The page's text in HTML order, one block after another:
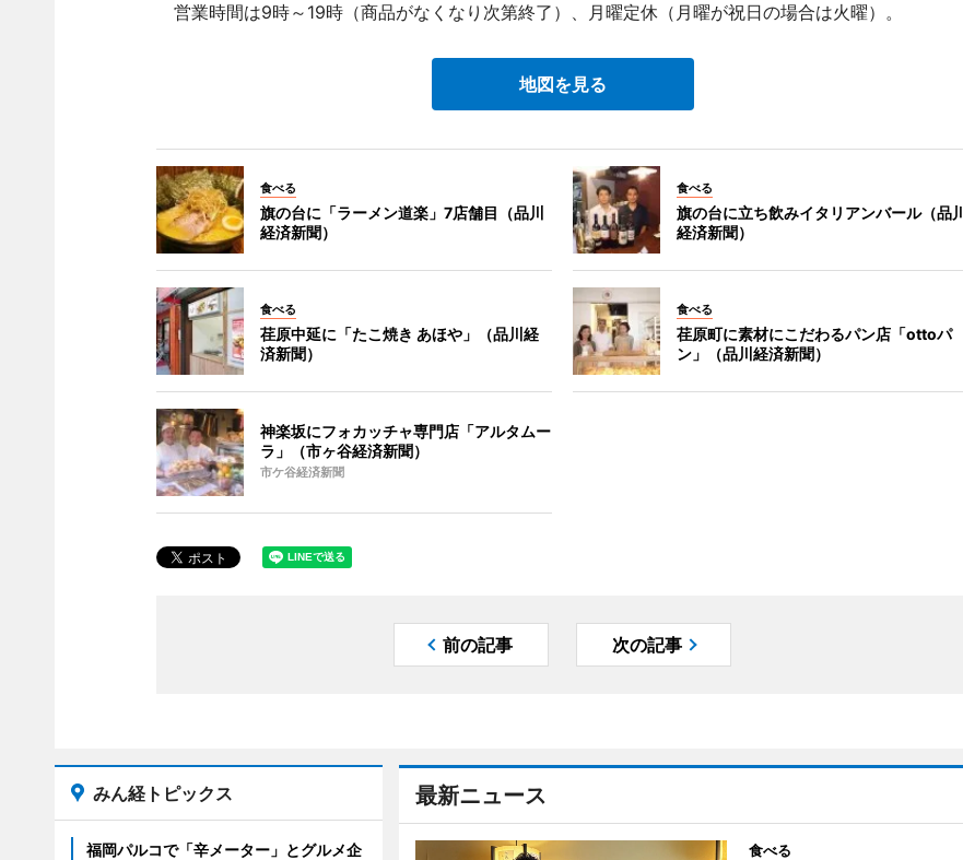
営業時間は9時～19時（商品がなくなり次第終了）、月曜定休（月曜が祝日の場合は火曜）。
地図を見る
食べる
旗の台に「ラーメン道楽」7店舗目（品川
経済新聞）
食べる
旗の台に立ち飲みイタリアンバール（品川
経済新聞）
食べる
荏原中延に「たこ焼き あほや」（品川経
済新聞）
食べる
荏原町に素材にこだわるパン店「ottoパ
ン」（品川経済新聞）
神楽坂にフォカッチャ専門店「アルタムー
ラ」（市ヶ谷経済新聞）
市ケ谷経済新聞
前の記事 次の記事
最新ニュース
食べる
みん経トピックス
福岡パルコで「辛メーター」とグルメ企